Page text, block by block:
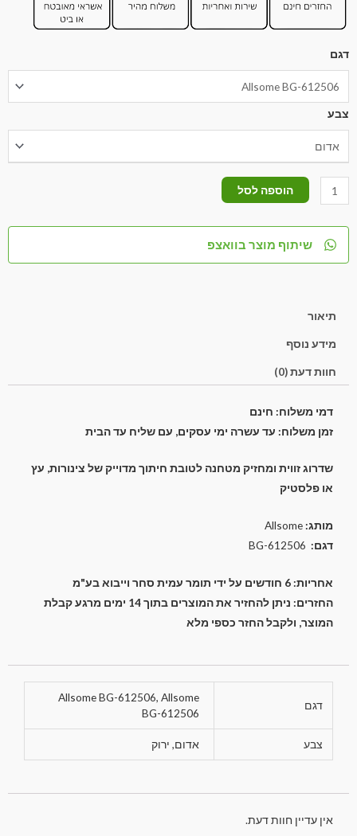
דגם
צבע
הוספה לסל
שיתוף מוצר בוואצפ
תיאור
מידע נוסף
חוות דעת (0)
דמי משלוח: חינם
זמן משלוח: עד עשרה ימי עסקים, עם שליח עד הבית
שדרוג זווית ומחזיק מטחנה לטובת חיתוך מדוייק של צינורות, עץ
או פלסטיק
מותג:
דגם:
אחריות: 6 חודשים על ידי תומר עמית סחר וייבוא בע"מ
החזרים: ניתן להחזיר את המוצרים בתוך 14 ימים מרגע קבלת
המוצר, ולקבל החזר כספי מלא
דגם
Allsome BG-612506, Allsome
BG-612506
צבע אדום, ירוק
אין עדיין חוות דעת.